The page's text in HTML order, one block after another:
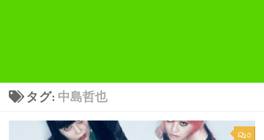
タグ: 中島哲也
0